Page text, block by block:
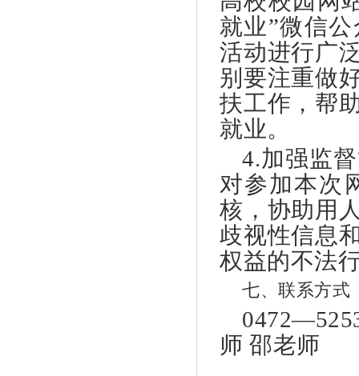
就业”微信
活动进行广
别要注重做
扶工作，帮
就业。
4.加强监
对参加本次
核，协助用
歧视性信息
权益的不法
七、联系方式
师 邵老师